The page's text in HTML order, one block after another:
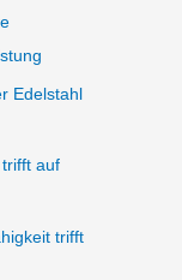
Edelstahl
auf
trifft